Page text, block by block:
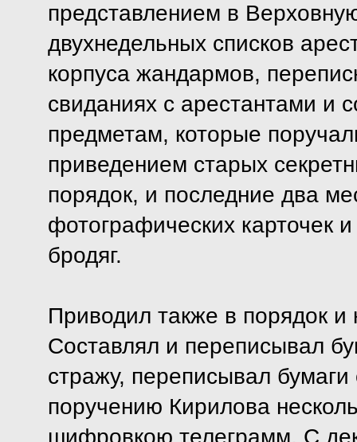
представлением в
двухнедельных списков
корпуса жандармов,
свиданиях с арестантами и
предметам, которые
приведением старых
порядок, и последние два
фотографических карточек
бродяг.
Приводил также в порядок
Составлял и переписывал
стражу, переписывал
поручению Кирилова
шифровкою телеграмм. С